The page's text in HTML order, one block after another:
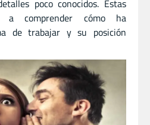
poco conocidos. Estas
a comprender cómo ha
de trabajar y su posición